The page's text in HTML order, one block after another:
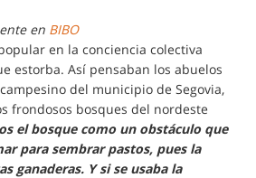
en BIBO
en la conciencia colectiva
estorba. Así pensaban los abuelos
del municipio de Segovia,
frondosos bosques del nordeste
el bosque como un obstáculo que
para sembrar pastos, pues la
ganaderas. Y si se usaba la